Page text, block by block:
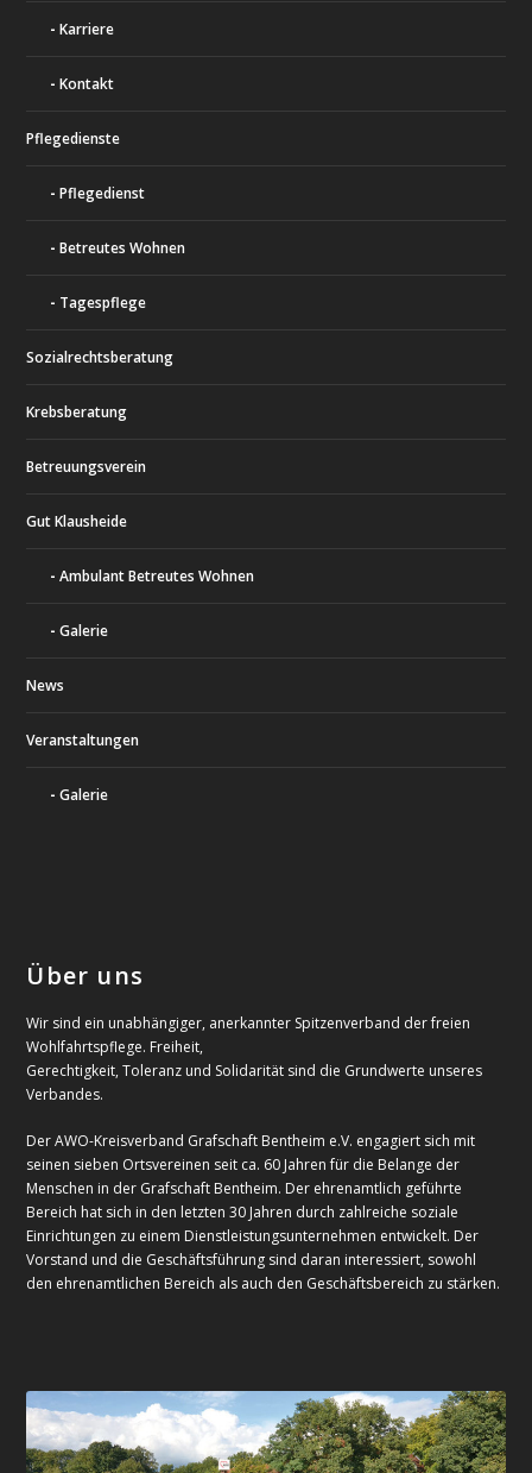
Karriere
Kontakt
Pflegedienste
Pflegedienst
Betreutes Wohnen
Tagespflege
Sozialrechtsberatung
Krebsberatung
Betreuungsverein
Gut Klausheide
Ambulant Betreutes Wohnen
Galerie
News
Veranstaltungen
Galerie
Über uns
Wir sind ein unabhängiger, anerkannter Spitzenverband der freien
Wohlfahrtspflege. Freiheit,
Gerechtigkeit, Toleranz und Solidarität sind die Grundwerte unseres
Verbandes.
Der AWO-Kreisverband Grafschaft Bentheim e.V. engagiert sich mit
seinen sieben Ortsvereinen seit ca. 60 Jahren für die Belange der
Menschen in der Grafschaft Bentheim. Der ehrenamtlich geführte
Bereich hat sich in den letzten 30 Jahren durch zahlreiche soziale
Einrichtungen zu einem Dienstleistungsunternehmen entwickelt. Der
Vorstand und die Geschäftsführung sind daran interessiert, sowohl
den ehrenamtlichen Bereich als auch den Geschäftsbereich zu stärken.